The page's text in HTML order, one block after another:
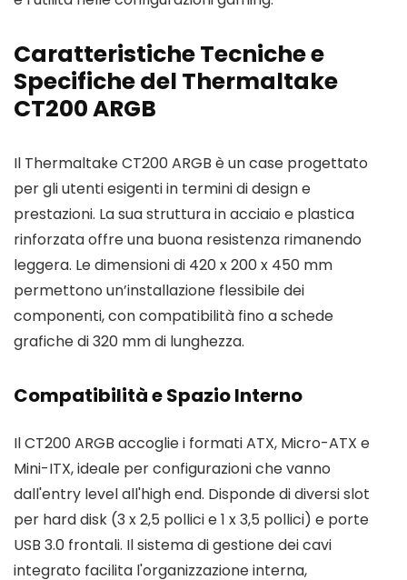
Caratteristiche Tecniche e
Specifiche del Thermaltake
CT200 ARGB
Il Thermaltake CT200 ARGB è un case progettato
per gli utenti esigenti in termini di design e
prestazioni. La sua struttura in acciaio e plastica
rinforzata offre una buona resistenza rimanendo
leggera. Le dimensioni di 420 x 200 x 450 mm
permettono un’installazione flessibile dei
componenti, con compatibilità fino a schede
grafiche di 320 mm di lunghezza.
Compatibilità e Spazio Interno
Il CT200 ARGB accoglie i formati ATX, Micro-ATX e
Mini-ITX, ideale per configurazioni che vanno
dall'entry level all'high end. Disponde di diversi slot
per hard disk (3 x 2,5 pollici e 1 x 3,5 pollici) e porte
USB 3.0 frontali. Il sistema di gestione dei cavi
integrato facilita l'organizzazione interna,